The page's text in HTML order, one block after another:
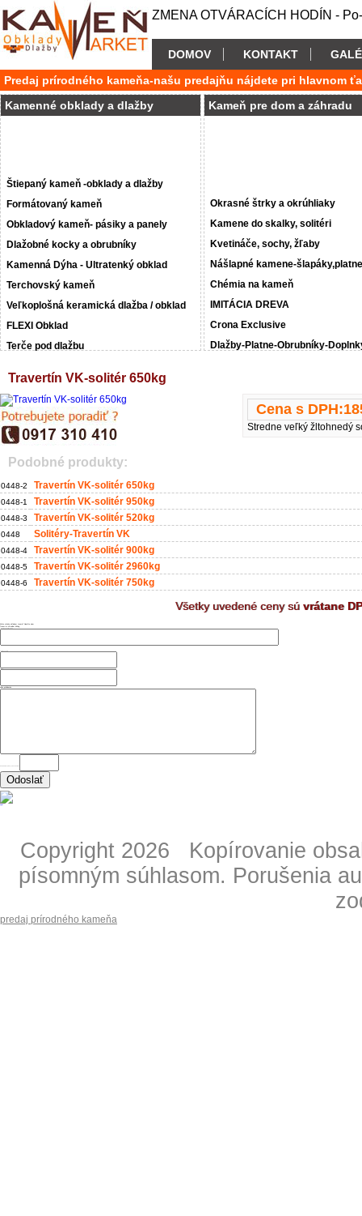
ZMENA OTVÁRACÍCH HODÍN -
DOMOV KONTAKT
Predaj prírodného kameňa-našu predajňu nájdete pri hlavnom
Kamenné obklady a dlažby
Štiepaný kameň -obklady a dlažby
Formátovaný kameň
Obkladový kameň- pásiky a panely
Dlažobné kocky a obrubníky
Kamenná Dýha - Ultratenký obklad
Terchovský kameň
Veľkoplošná keramická dlažba / obklad
FLEXI Obklad
Terče pod dlažbu
Kameň pre dom a záhradu
Okrasné štrky a okrúhliaky
Kamene do skalky, solitéri
Kvetináče, sochy, žľaby
Nášlapné kamene-šlapáky,platne
Chémia na kameň
IMITÁCIA DREVA
Crona Exclusive
Dlažby-Platne-Obrubníky-
Travertín VK-solitér 650kg
Cena s DPH:
Stredne veľký žltohnedý
Podobné produkty:
0448-2 Travertín VK-solitér 650kg
0448-1 Travertín VK-solitér 950kg
0448-3 Travertín VK-solitér 520kg
0448 Solitéry-Travertín VK
0448-4 Travertín VK-solitér 900kg
0448-5 Travertín VK-solitér 2960kg
0448-6 Travertín VK-solitér 750kg
Všetky uvedené ceny sú vrátane
Máte otázku ohľadom tovaru? Napíšte nám
Travertín VK-solitér 650kg
Vaša požiadavka
Copyright 2026 Kopírovanie
písomným súhlasom. Porušenia
predaj prírodného kameňa